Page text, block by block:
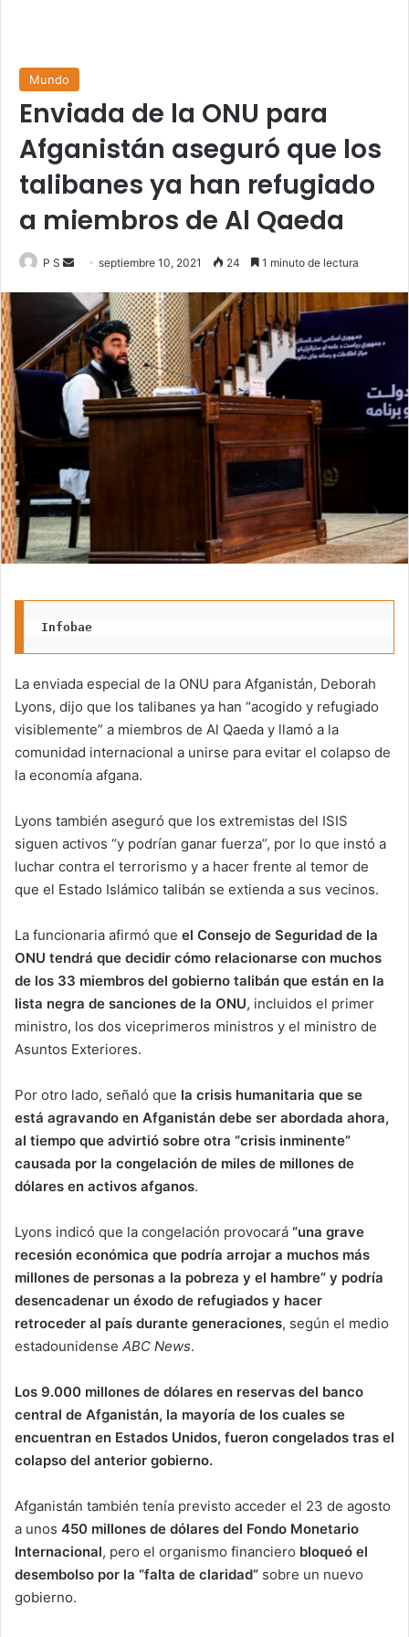
Mundo
Enviada de la ONU para
Afganistán aseguró que los
talibanes ya han refugiado
a miembros de Al Qaeda
P S
Send
email
septiembre 10, 2021 24 1 minuto de lectura
Infobae
La enviada especial de la ONU para Afganistán, Deborah
Lyons, dijo que los talibanes ya han “acogido y refugiado
visiblemente” a miembros de Al Qaeda y llamó a la
comunidad internacional a unirse para evitar el colapso de
la economía afgana.
Lyons también aseguró que los extremistas del ISIS
siguen activos “y podrían ganar fuerza”, por lo que instó a
luchar contra el terrorismo y a hacer frente al temor de
que el Estado Islámico talibán se extienda a sus vecinos.
La funcionaria afirmó que el Consejo de Seguridad de la
ONU tendrá que decidir cómo relacionarse con muchos
de los 33 miembros del gobierno talibán que están en la
lista negra de sanciones de la ONU, incluidos el primer
ministro, los dos viceprimeros ministros y el ministro de
Asuntos Exteriores.
Por otro lado, señaló que la crisis humanitaria que se
está agravando en Afganistán debe ser abordada ahora,
al tiempo que advirtió sobre otra “crisis inminente”
causada por la congelación de miles de millones de
dólares en activos afganos.
Lyons indicó que la congelación provocará “una grave
recesión económica que podría arrojar a muchos más
millones de personas a la pobreza y el hambre” y podría
desencadenar un éxodo de refugiados y hacer
retroceder al país durante generaciones, según el medio
estadounidense ABC News.
Los 9.000 millones de dólares en reservas del banco
central de Afganistán, la mayoría de los cuales se
encuentran en Estados Unidos, fueron congelados tras el
colapso del anterior gobierno.
Afganistán también tenía previsto acceder el 23 de agosto
a unos 450 millones de dólares del Fondo Monetario
Internacional, pero el organismo financiero bloqueó el
desembolso por la “falta de claridad” sobre un nuevo
gobierno.